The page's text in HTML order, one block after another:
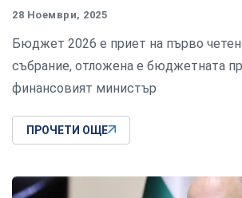
28 Ноември, 2025
Бюджет 2026 е приет на първо
събрание, отложена е бюджетната
финансовият министър
ПРОЧЕТИ ОЩЕ